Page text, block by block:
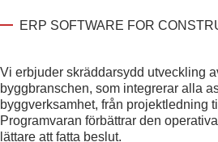
ERP SOFTWARE FOR
Vi erbjuder skräddarsydd utveckling
byggbranschen, som integrerar alla
byggverksamhet, från projektledning
Programvaran förbättrar den
lättare att fatta beslut.